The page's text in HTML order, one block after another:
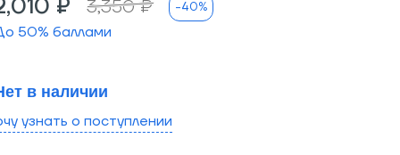
₽ 3,350 ₽ -40%
50% баллами
в наличии
узнать о поступлении